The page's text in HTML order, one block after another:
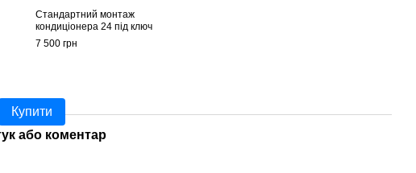
Стандартний монтаж
кондиціонера 24 під ключ
7 500 грн
Купити
або коментар